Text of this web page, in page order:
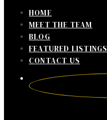
HOME
MEET THE TEAM
BLOG
FEATURED LISTINGS
CONTACT US